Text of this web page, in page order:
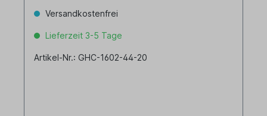
Versandkostenfrei
Lieferzeit 3-5 Tage
Artikel-Nr.: GHC-1602-44-20